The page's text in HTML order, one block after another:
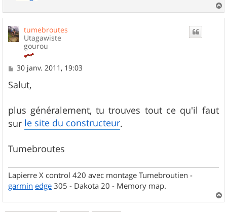
a
tumebroutes
Utagawiste
gourou
M
s
s
g
e
30 janv. 2011, 19:03
Salut,
plus généralement, tu trouves tout ce qu'il faut
sur le site du constructeur.
Tumebroutes
Lapierre X control 420 avec montage Tumebroutien -
garmin edge 305 - Dakota 20 - Memory map.
a